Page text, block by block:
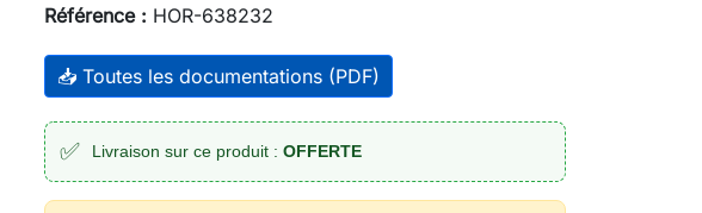
Référence : HOR-638232
📥 Toutes les documentations (PDF)
✅ Livraison sur ce produit : OFFERTE